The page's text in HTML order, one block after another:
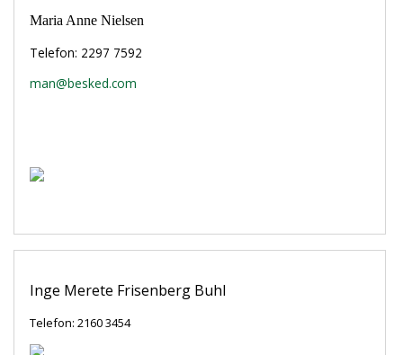
Maria Anne Nielsen
Telefon: 2297 7592
man@besked.com
Inge Merete Frisenberg Buhl
Telefon: 2160 3454